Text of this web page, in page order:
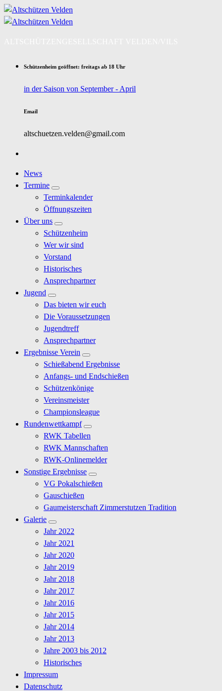
Zum
Inhalt
Schützenheim geöffnet: freitags ab 18 Uhr
in der Saison von September - April
Email
altschuetzen.velden@gmail.com
News
Termine
Terminkalender
Öffnungszeiten
Über uns
Schützenheim
Wer wir sind
Vorstand
Historisches
Ansprechpartner
Jugend
Das bieten wir euch
Die Voraussetzungen
Jugendtreff
Ansprechpartner
Ergebnisse Verein
Schießabend Ergebnisse
Anfangs- und Endschießen
Schützenkönige
Vereinsmeister
Championsleague
Rundenwettkampf
RWK Tabellen
RWK Mannschaften
RWK-Onlinemelder
Sonstige Ergebnisse
VG Pokalschießen
Gauschießen
Gaumeisterschaft Zimmerstutzen Tradition
Galerie
Jahr 2022
Jahr 2021
Jahr 2020
Jahr 2019
Jahr 2018
Jahr 2017
Jahr 2016
Jahr 2015
Jahr 2014
Jahr 2013
Jahre 2003 bis 2012
Historisches
Impressum
Datenschutz